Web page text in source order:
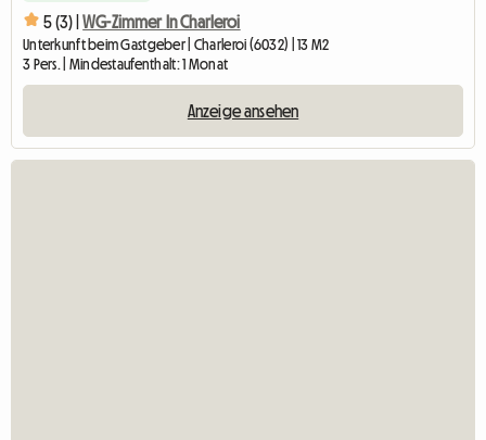
5 (3) | WG-Zimmer In Charleroi
Unterkunft beim Gastgeber | Charleroi (6032) | 13 M2
3 Pers. | Mindestaufenthalt: 1 Monat
Anzeige ansehen